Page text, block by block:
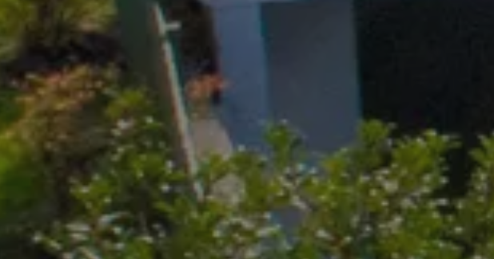
Google reCAPTCHA setter en nødvendig
informasjonskapsel (_GRECAPTCHA) når
den kjøres for å gi risikoanalysen.
5 måneder
4 uker
Denne informasjonskapselen brukes til
å signalisere til eieren av nettstedet om
avskrivning av informasjonskapsler som
mottas av systemet, og sikrer
overholdelse og tilpasningsdyktighet
med utvikling av webstandarder og
personvernlovgivning.
Hjelper WooCommerce med å
bestemme når innholdet / dataene i
handlekurven endres.
Denne informasjonskapselen lagrer en
unik kode for hver kunde for å hente
handlekurvdataene sine fra databasen.
Viktig for WooCommerce-
handlekurvfunksjonaliteten.